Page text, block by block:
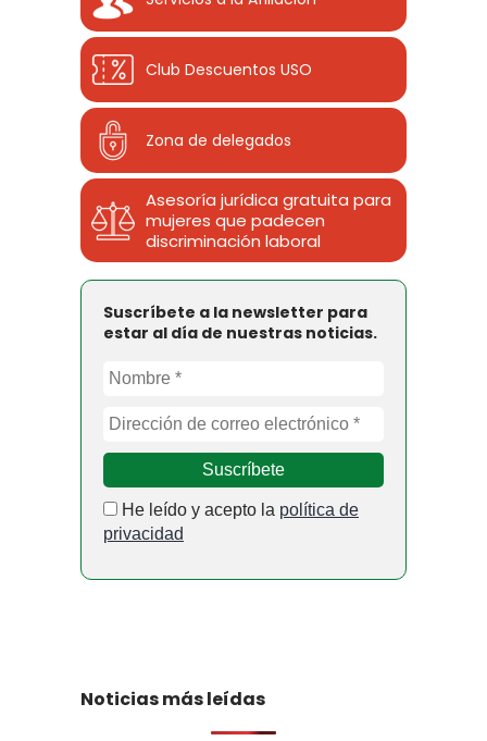
Club Descuentos USO
Zona de delegados
Asesoría jurídica gratuita para
mujeres que padecen
discriminación laboral
Suscríbete a la newsletter para
estar al día de nuestras noticias.
He leído y acepto la política de
privacidad
Noticias más leídas